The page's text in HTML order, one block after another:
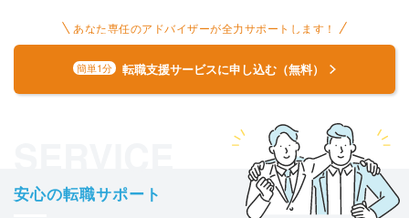
あなた専任のアドバイザーが全力サポートします！
簡単1分 転職支援サービスに申し込む（無料）
安心の転職サポート